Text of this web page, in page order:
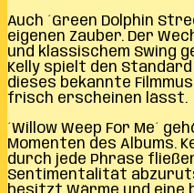
Auch ´Green Dolphin
eigenen Zauber. Der
und klassischem Swing
Kelly spielt den
dieses bekannte
frisch erscheinen lässt.
´Willow Weep For Me´
Momenten des Albums.
durch jede Phrase
Sentimentalität